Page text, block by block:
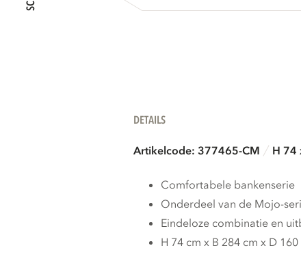
DETAILS
Artikelcode: 377465-CM H 74
Comfortabele bankenserie
Onderdeel van de Mojo-
Eindeloze combinatie en
H 74 cm x B 284 cm x D 160